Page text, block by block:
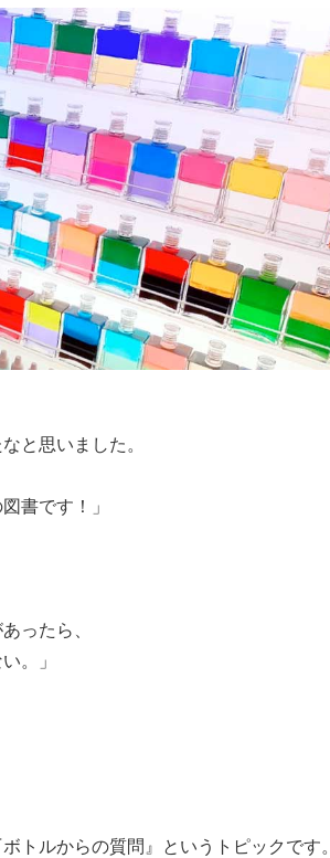
と思いました。
書です！」
ったら、
。」
トルからの質問』というトピックです。